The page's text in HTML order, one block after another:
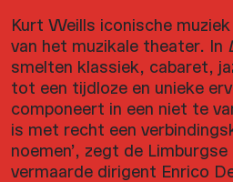
Kurt Weills iconische
van het muzikale theater. In
smelten klassiek, cabaret,
tot een tijdloze en unieke
componeert in een niet te
is met recht een
noemen’, zegt de
vermaarde dirigent Enrico